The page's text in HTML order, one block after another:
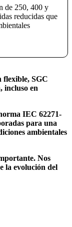
de 250, 400 y
reducidas que
flexible, SGC
incluso en
IEC 62271-
para una
ambientales
Nos
la evolución del